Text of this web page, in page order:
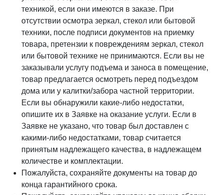
техникой, если они имеются в заказе. При
отсутствии осмотра зеркал, стекол или бытовой
техники, после подписи документов на приемку
товара, претензии к повреждениям зеркал, стекол
или бытовой технике не принимаются. Если вы не
заказывали услугу подъема и заноса в помещение,
товар предлагается осмотреть перед подъездом
дома или у калитки/забора частной территории.
Если вы обнаружили какие-либо недостатки,
опишите их в Заявке на оказание услуги. Если в
Заявке не указано, что товар был доставлен с
какими-либо недостатками, товар считается
принятым надлежащего качества, в надлежащем
количестве и комплектации.
Пожалуйста, сохраняйте документы на товар до
конца гарантийного срока.